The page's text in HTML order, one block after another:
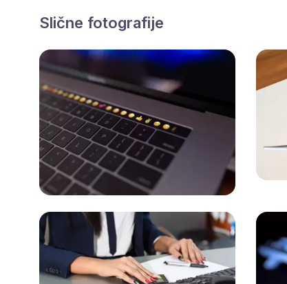
Slične fotografije